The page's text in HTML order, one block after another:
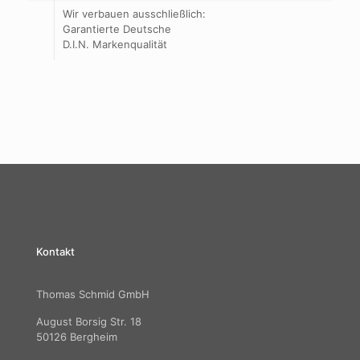
Wir verbauen ausschließlich:
Garantierte Deutsche
D.I.N. Markenqualität
Kontakt
Thomas Schmid GmbH
August Borsig Str. 18
50126 Bergheim